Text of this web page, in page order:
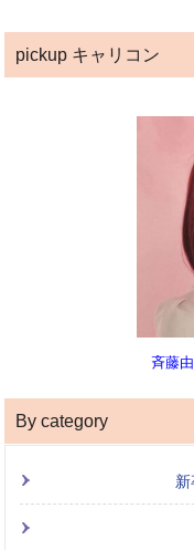
pickup キャリコン
斉藤
By category